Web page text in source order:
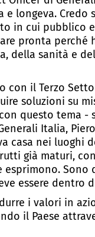
e longeva.
in cui pubblico
pronta
della sanità e
con il Terzo
soluzioni su
questo tema -
Italia,
casa nei luoghi
già maturi,
Sono
essere dentro
i valori in
il Paese